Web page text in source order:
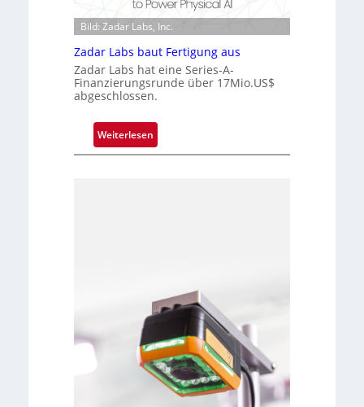
u
n
e
i
s
i
o
n
i
p
l
a
n
Ü
b
o
n
a
i
Bild: Zadar Labs, Inc.
Zadar Labs baut Fertigung aus
Zadar Labs hat eine Series-A-
Finanzierungsrunde über 17Mio.US$
abgeschlossen.
Weiterlesen:
Z
b
a
u
t
F